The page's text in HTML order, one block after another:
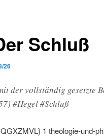
Schluß
26
der vollständig gesetzte
#Hegel #Schluß
1 theologie-und-